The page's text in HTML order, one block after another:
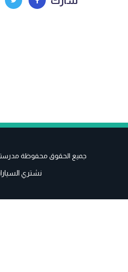
جميع الحقوق محفوظة مدرستي
نشتري